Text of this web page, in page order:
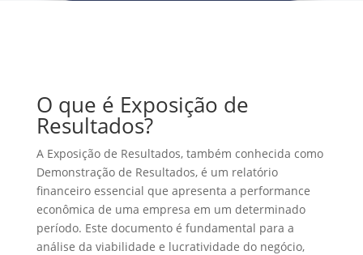
O que é Exposição de
Resultados?
A Exposição de Resultados, também conhecida como
Demonstração de Resultados, é um relatório
financeiro essencial que apresenta a performance
econômica de uma empresa em um determinado
período. Este documento é fundamental para a
análise da viabilidade e lucratividade do negócio,